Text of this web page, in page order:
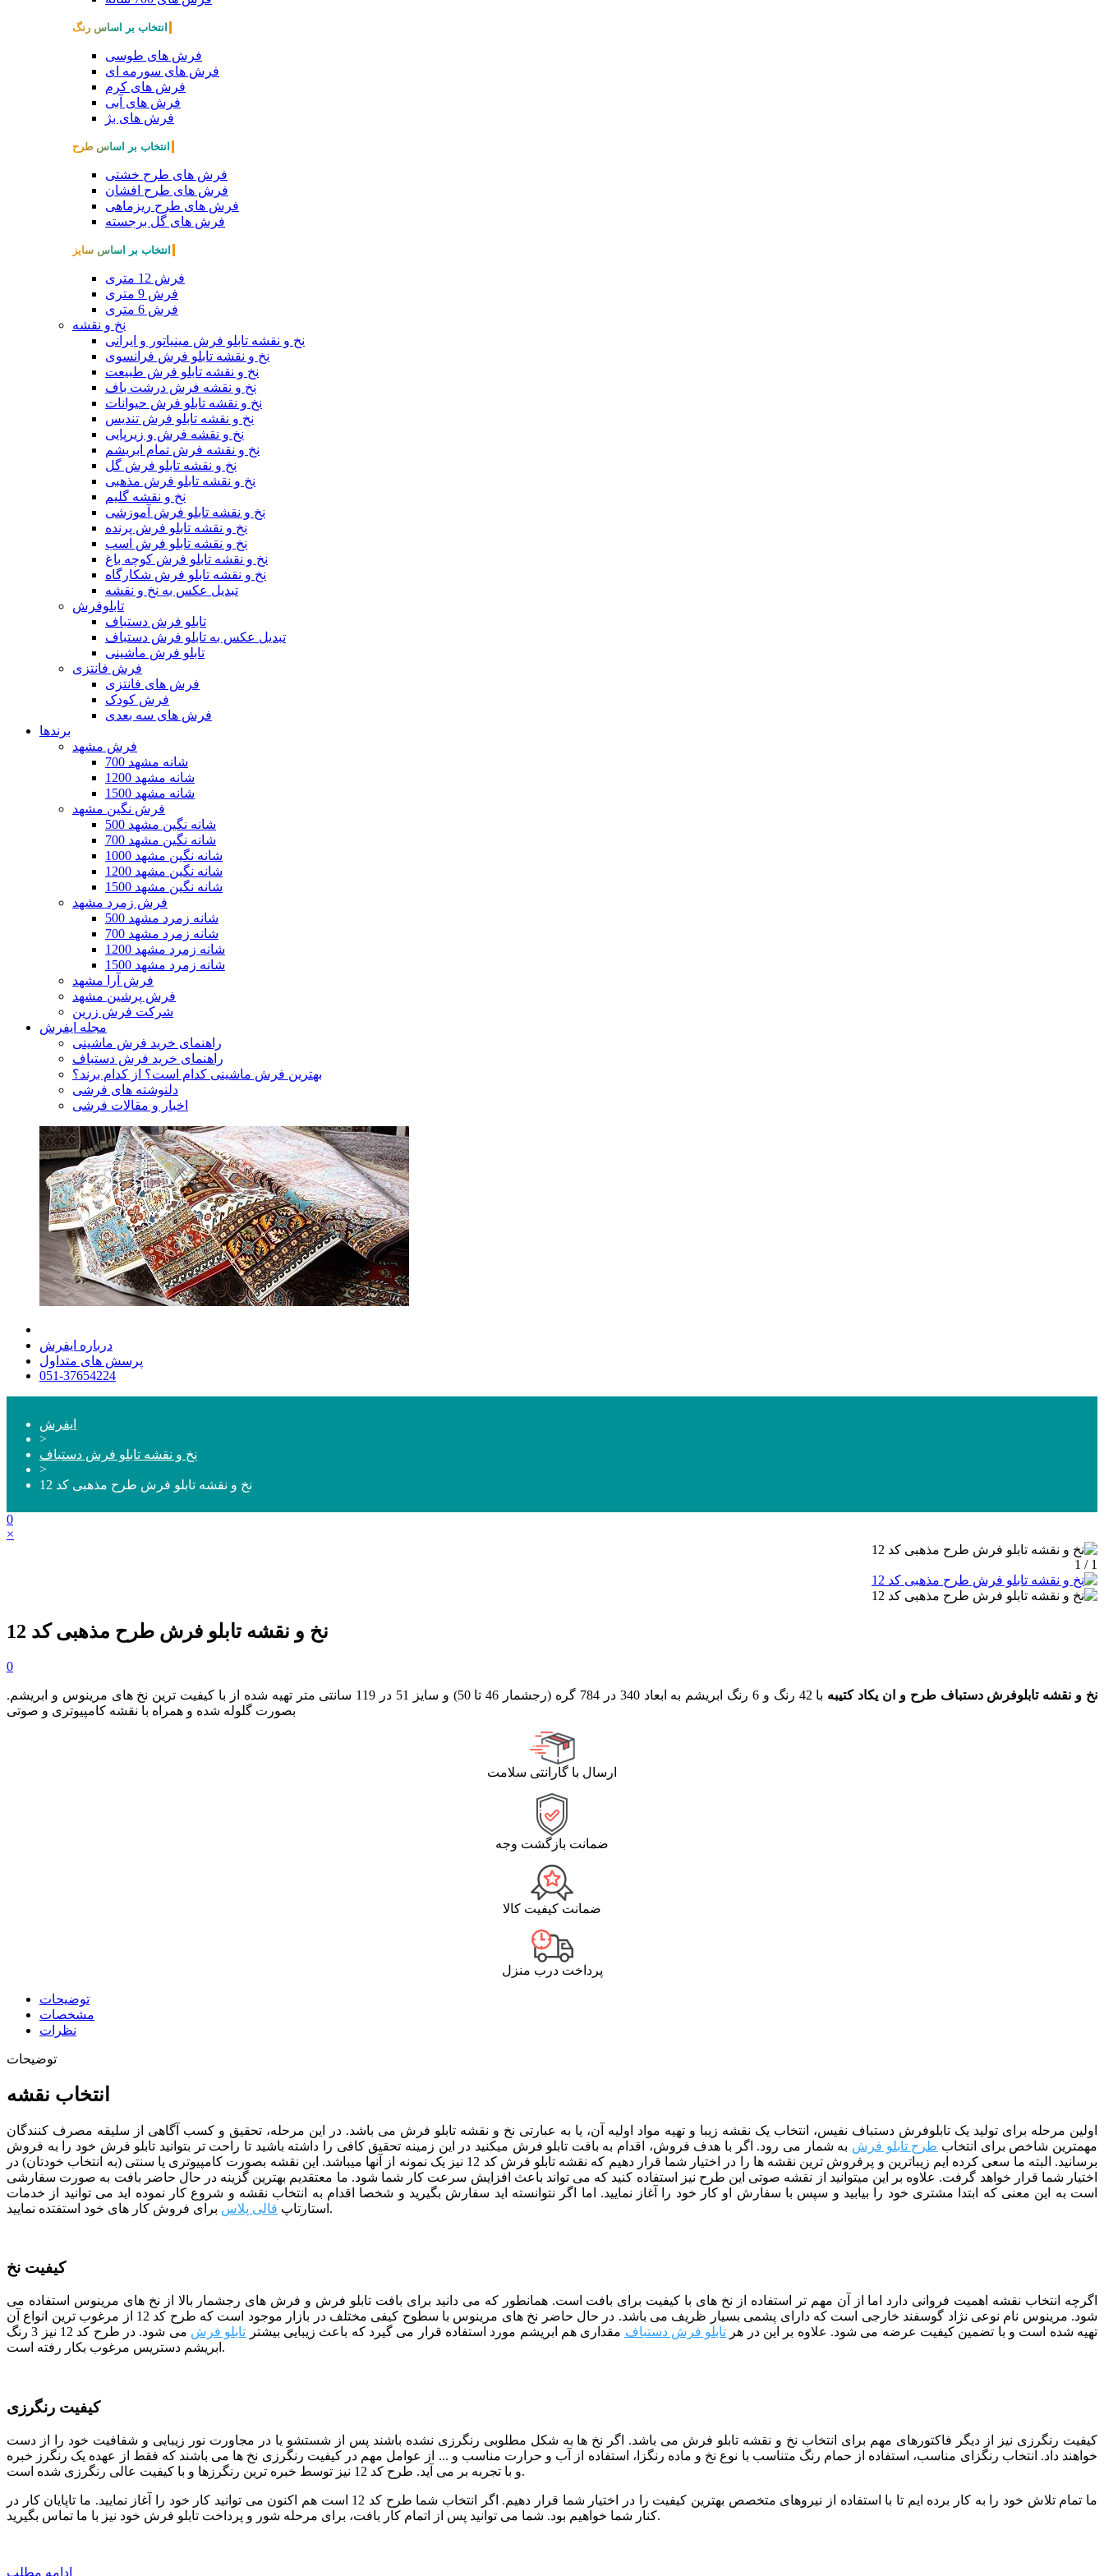
انتخاب بر اساس رنگ
فرش های طوسی
فرش های سورمه ای
فرش های کرم
فرش های آبی
فرش های بژ
انتخاب بر اساس طرح
فرش های طرح خشتی
فرش های طرح افشان
فرش های طرح ریزماهی
فرش های گل برجسته
انتخاب بر اساس سایز
فرش 12 متری
فرش 9 متری
فرش 6 متری
نخ و نقشه
نخ و نقشه تابلو فرش مینیاتور و ایرانی
نخ و نقشه تابلو فرش فرانسوی
نخ و نقشه تابلو فرش طبیعت
نخ و نقشه فرش درشت باف
نخ و نقشه تابلو فرش حیوانات
نخ و نقشه تابلو فرش تندیس
نخ و نقشه فرش و زیرپایی
نخ و نقشه فرش تمام ابریشم
نخ و نقشه تابلو فرش گل
نخ و نقشه تابلو فرش مذهبی
نخ و نقشه گلیم
نخ و نقشه تابلو فرش آموزشی
نخ و نقشه تابلو فرش پرنده
نخ و نقشه تابلو فرش اسب
نخ و نقشه تابلو فرش کوچه باغ
نخ و نقشه تابلو فرش شکارگاه
تبدیل عکس به نخ و نقشه
تابلوفرش
تابلو فرش دستباف
تبدیل عکس به تابلو فرش دستباف
تابلو فرش ماشینی
فرش فانتزی
فرش های فانتزی
فرش کودک
فرش های سه بعدی
برندها
فرش مشهد
700 شانه مشهد
1200 شانه مشهد
1500 شانه مشهد
فرش نگین مشهد
500 شانه نگین مشهد
700 شانه نگین مشهد
1000 شانه نگین مشهد
1200 شانه نگین مشهد
1500 شانه نگین مشهد
فرش زمرد مشهد
500 شانه زمرد مشهد
700 شانه زمرد مشهد
1200 شانه زمرد مشهد
1500 شانه زمرد مشهد
فرش آرا مشهد
فرش پرشین مشهد
شرکت فرش زرین
مجله ایفرش
راهنمای خرید فرش ماشینی
راهنمای خرید فرش دستباف
بهترین فرش ماشینی کدام است؟ از کدام برند؟
دلنوشته های فرشی
اخبار و مقالات فرشی
درباره ایفرش
پرسش های متداول
051-37654224
ایفرش
>
نخ و نقشه تابلو فرش دستباف
>
نخ و نقشه تابلو فرش طرح مذهبی کد 12
0
×
1 / 1
نخ و نقشه تابلو فرش طرح مذهبی کد 12
0
نخ و نقشه تابلوفرش دستباف طرح و ان یکاد کتیبه با 42 رنگ و 6 رنگ ابریشم به ابعاد 340 در 784 گره (رجشمار 46 تا 50 )
و سایز 51 در 119 سانتی متر تهیه شده از با کیفیت ترین نخ های مرینوس و ابریشم.
بصورت گلوله شده و همراه با نقشه کامپیوتری و صوتی
ارسال با گارانتی سلامت
ضمانت بازگشت وجه
ضمانت کیفیت کالا
پرداخت درب منزل
توضیحات
مشخصات
نظرات
توضیحات
انتخاب نقشه
اولین مرحله برای تولید یک تابلوفرش دستباف نفیس، انتخاب یک نقشه زیبا و تهیه مواد اولیه آن، یا به عبارتی نخ و نقشه تابلو فرش می باشد. در این مرحله، تحقیق و کسب آگاهی از سلیقه مصرف کنندگان
مهمترین شاخص برای انتخاب طرح تابلو فرش به شمار می رود. اگر با هدف فروش، اقدام به بافت تابلو فرش میکنید در این زمینه تحقیق کافی را داشته باشید تا راحت تر بتوانید تابلو فرش خود را به فروش
برسانید. البته ما سعی کرده ایم زیباترین و پرفروش ترین نقشه ها را در اختیار شما قرار دهیم که نقشه تابلو فرش کد 12 نیز یک نمونه از آنها میباشد. این نقشه بصورت کامپیوتری یا سنتی (به انتخاب خودتان) در
اختیار شما قرار خواهد گرفت. علاوه بر این میتوانید از نقشه صوتی این طرح نیز استفاده کنید که می تواند باعث افزایش سرعت کار شما شود. ما معتقدیم بهترین گزینه در حال حاضر بافت به صورت سفارشی
است به این معنی که ابتدا مشتری خود را بیابید و سپس با سفارش او کار خود را آغاز نمایید. اما اگر نتوانسته اید سفارش بگیرید و شخصا اقدام به انتخاب نقشه و شروع کار نموده اید می توانید از خدمات
استارتاپ قالی پلاس برای فروش کار های خود استفتده نمایید.
کیفیت نخ
اگرچه انتخاب نقشه اهمیت فروانی دارد اما از آن مهم تر استفاده از نخ های با کیفیت برای بافت است. همانطور که می دانید برای بافت تابلو فرش و فرش های رجشمار بالا از نخ های مرینوس استفاده می
شود. مرینوس نام نوعی نژاد گوسفند خارجی است که دارای پشمی بسیار ظریف می باشد. در حال حاضر نخ های مرینوس با سطوح کیفی مختلف در بازار موجود است که طرح کد 12 از مرغوب ترین انواع آن
تهیه شده است و با تضمین کیفیت عرضه می شود. علاوه بر این در هر تابلو فرش دستباف مقداری هم ابریشم مورد استفاده قرار می گیرد که باعث زیبایی بیشتر تابلو فرش
می شود. در طرح کد 12 نیز 3 رنگ
ابریشم دستریس مرغوب بکار رفته است.
کیفیت رنگرزی
کیفیت رنگرزی نیز از دیگر فاکتورهای مهم برای انتخاب نخ و نقشه تابلو فرش می باشد. اگر نخ ها به شکل مطلوبی رنگرزی نشده باشند پس از شستشو یا در مجاورت نور زیبایی و شفافیت خود را از دست
خواهند داد. انتخاب رنگزای مناسب، استفاده از حمام رنگ متناسب با نوع نخ و ماده رنگزا، استفاده از آب و حرارت مناسب و ... از عوامل مهم در کیفیت رنگرزی نخ ها می باشند که فقط از عهده یک رنگرز خبره
و با تجربه بر می آید. طرح کد 12 نیز توسط خبره ترین رنگرزها و با کیفیت عالی رنگرزی شده است.
ما تمام تلاش خود را به کار برده ایم تا با استفاده از نیروهای متخصص بهترین کیفیت را در اختیار شما قرار دهیم. اگر انتخاب شما طرح کد 12 است هم اکنون می توانید کار خود را آغاز نمایید. ما تاپایان کار در
کنار شما خواهیم بود. شما می توانید پس از اتمام کار بافت، برای مرحله شور و پرداخت تابلو فرش خود نیز با ما تماس بگیرید.
ادامه مطلب